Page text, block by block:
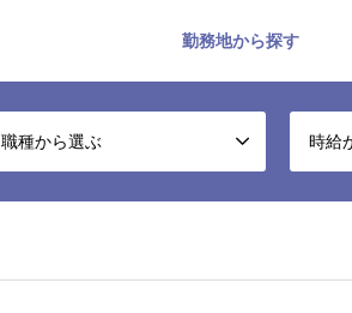
勤務地から探す
職種から選ぶ 時給